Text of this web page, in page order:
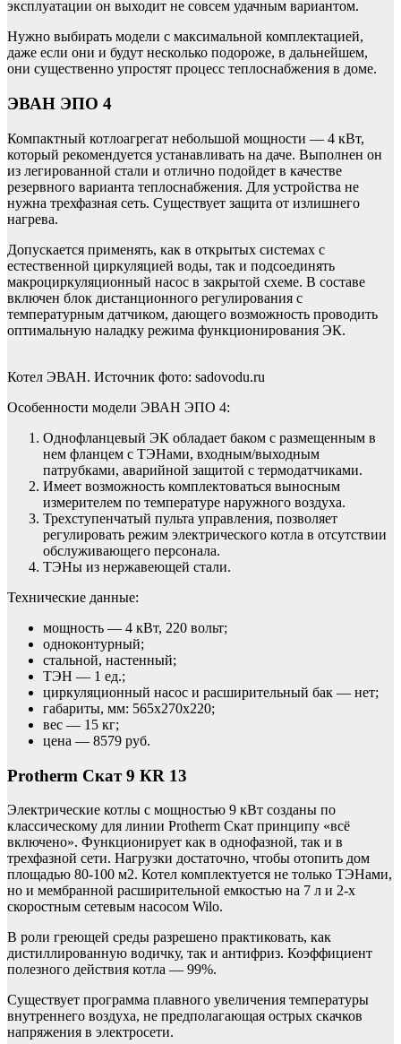
эксплуатации он выходит не совсем удачным вариантом.
Нужно выбирать модели с максимальной комплектацией,
даже если они и будут несколько подороже, в дальнейшем,
они существенно упростят процесс теплоснабжения в доме.
ЭВАН ЭПО 4
Компактный котлоагрегат небольшой мощности — 4 кВт,
который рекомендуется устанавливать на даче. Выполнен он
из легированной стали и отлично подойдет в качестве
резервного варианта теплоснабжения. Для устройства не
нужна трехфазная сеть. Существует защита от излишнего
нагрева.
Допускается применять, как в открытых системах с
естественной циркуляцией воды, так и подсоединять
макроциркуляционный насос в закрытой схеме. В составе
включен блок дистанционного регулирования с
температурным датчиком, дающего возможность проводить
оптимальную наладку режима функционирования ЭК.
Котел ЭВАН. Источник фото: sadovodu.ru
Особенности модели ЭВАН ЭПО 4:
Однофланцевый ЭК обладает баком с размещенным в
нем фланцем с ТЭНами, входным/выходным
патрубками, аварийной защитой с термодатчиками.
Имеет возможность комплектоваться выносным
измерителем по температуре наружного воздуха.
Трехступенчатый пульта управления, позволяет
регулировать режим электрического котла в отсутствии
обслуживающего персонала.
ТЭНы из нержавеющей стали.
Технические данные:
мощность — 4 кВт, 220 вольт;
одноконтурный;
стальной, настенный;
ТЭН — 1 ед.;
циркуляционный насос и расширительный бак — нет;
габариты, мм: 565х270х220;
вес — 15 кг;
цена — 8579 руб.
Protherm Скат 9 КR 13
Электрические котлы с мощностью 9 кВт созданы по
классическому для линии Protherm Скат принципу «всё
включено». Функционирует как в однофазной, так и в
трехфазной сети. Нагрузки достаточно, чтобы отопить дом
площадью 80-100 м2. Котел комплектуется не только ТЭНами,
но и мембранной расширительной емкостью на 7 л и 2-х
скоростным сетевым насосом Wilo.
В роли греющей среды разрешено практиковать, как
дистиллированную водичку, так и антифриз. Коэффициент
полезного действия котла — 99%.
Существует программа плавного увеличения температуры
внутреннего воздуха, не предполагающая острых скачков
напряжения в электросети.